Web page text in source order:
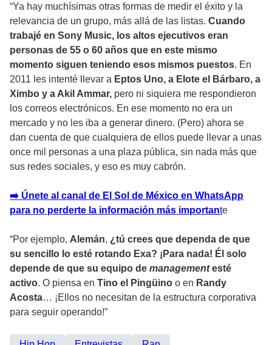
“Ya hay muchísimas otras formas de medir el éxito y la
relevancia de un grupo, más allá de las listas. Cuando
trabajé en Sony Music, los altos ejecutivos eran
personas de 55 o 60 años que en este mismo
momento siguen teniendo esos mismos puestos. En
2011 les intenté llevar a Eptos Uno, a Elote el Bárbaro, a
Ximbo y a Akil Ammar, pero ni siquiera me respondieron
los correos electrónicos. En ese momento no era un
mercado y no les iba a generar dinero. (Pero) ahora se
dan cuenta de que cualquiera de ellos puede llevar a unas
once mil personas a una plaza pública, sin nada más que
sus redes sociales, y eso es muy cabrón.
➡️ Únete al canal de El Sol de México en WhatsApp
para no perderte la información más importante
“Por ejemplo, Alemán, ¿tú crees que dependa de que
su sencillo lo esté rotando Exa? ¡Para nada! Él solo
depende de que su equipo de managementesté
activo. O piensa en Tino el Pingüino o en Randy
Acosta… ¡Ellos no necesitan de la estructura corporativa
para seguir operando!”